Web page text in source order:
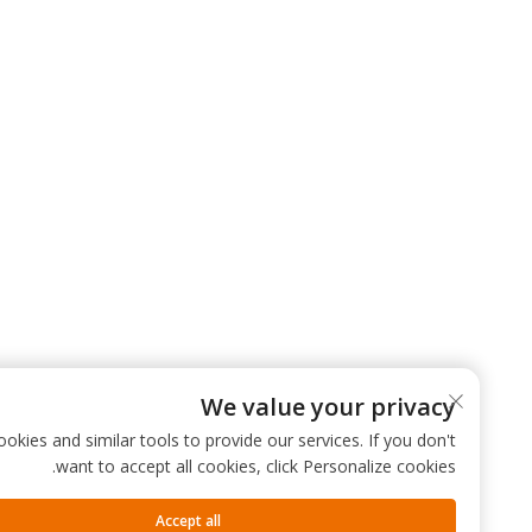
We value your privacy
use cookies and similar tools to provide our services. If you don't
want to accept all cookies, click Personalize cookies.
Accept all